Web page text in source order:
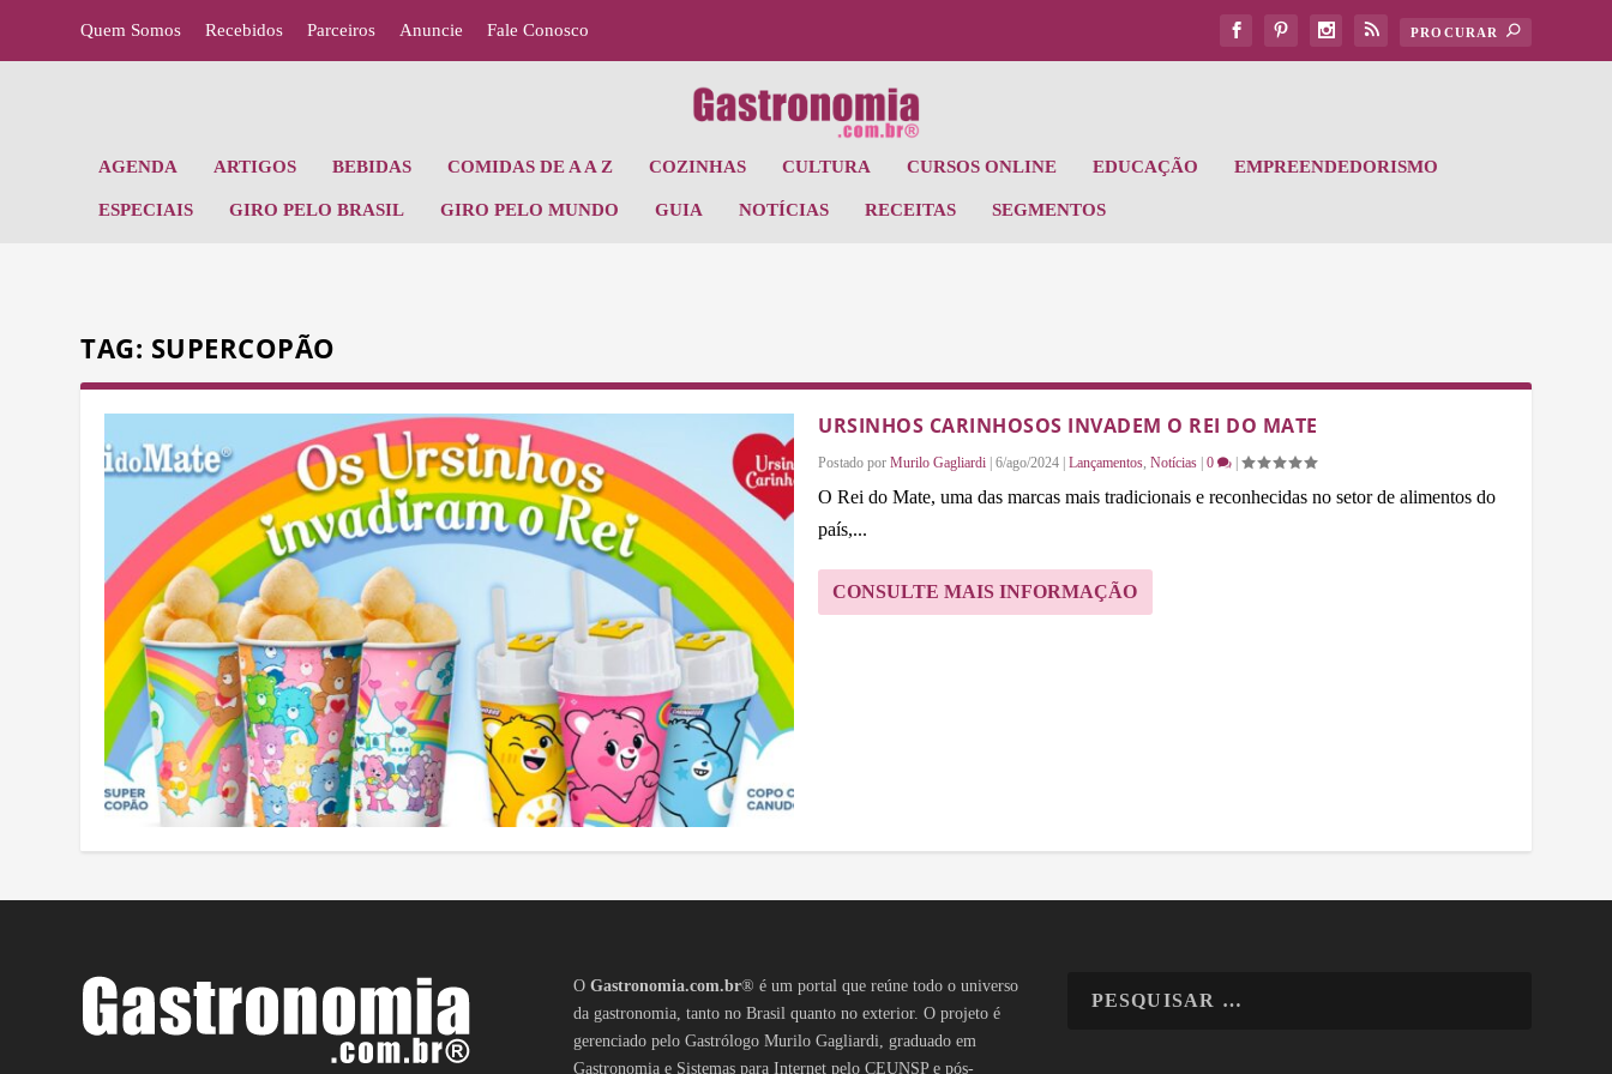
Quem Somos Recebidos Parceiros Anuncie Fale Conosco
AGENDA ARTIGOS BEBIDAS COMIDAS DE A A Z COZINHAS CULTURA CURSOS ONLINE EDUCAÇÃO EMPREENDEDORISMO
ESPECIAIS GIRO PELO BRASIL GIRO PELO MUNDO GUIA NOTÍCIAS RECEITAS SEGMENTOS
TAG: SUPERCOPÃO
URSINHOS CARINHOSOS INVADEM O REI DO MATE
Postado por Murilo Gagliardi 6/ago/2024 Lançamentos, Notícias 0
O Rei do Mate, uma das marcas mais tradicionais e reconhecidas no setor de alimentos do
país,...
CONSULTE MAIS INFORMAÇÃO
OGastronomia.com.br® é um portal que reúne todo o universo
da gastronomia, tanto no Brasil quanto no exterior. O projeto é
gerenciado pelo Gastrólogo Murilo Gagliardi, graduado em
Gastronomia e Sistemas para Internet pelo CEUNSP e pós-